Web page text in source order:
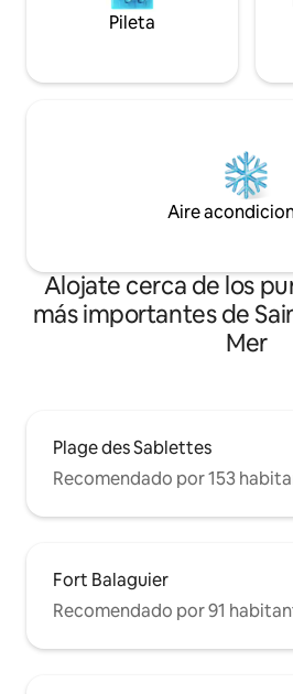
Pileta
Aire
Alojate cerca de los
más importantes de
Mer
Plage des Sablettes
Recomendado por 153
Fort Balaguier
Recomendado por 91